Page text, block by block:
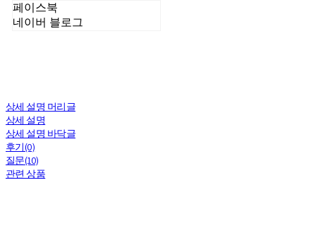
페이스북
네이버 블로그
상세 설명 머리글
상세 설명
상세 설명 바닥글
후기(0)
질문(10)
관련 상품